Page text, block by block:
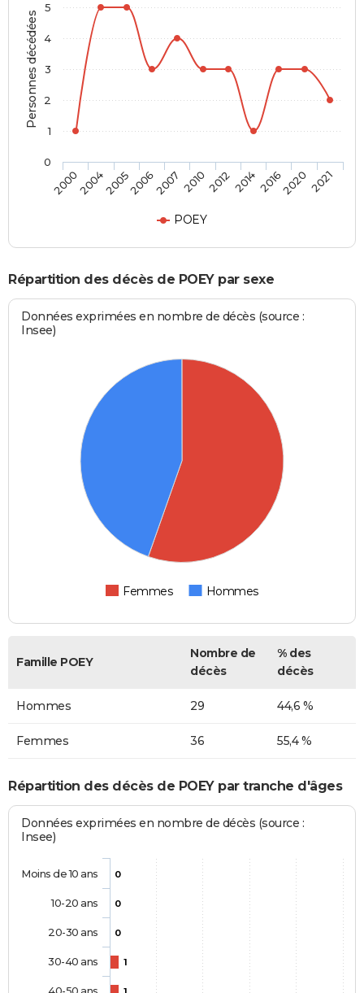
Personnes décédées
POEY
20002004200520062007 20102012201420162020 2021
0
1
2
3
4
5
Répartition des décès de POEY par sexe
Données exprimées en nombre de décès (source :
Insee)
Femmes Hommes
Famille POEY
Nombre de
décès
% des
décès
Hommes 29 44,6 %
Femmes 36 55,4 %
Répartition des décès de POEY par tranche d'âges
Données exprimées en nombre de décès (source :
Insee)
0
0
0
1
Moins de 10 ans
10-20 ans
20-30 ans
30-40 ans